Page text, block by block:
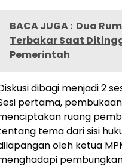
BACA JUGA : Dua
Terbakar Saat
Pemerintah
dibagi menjadi 2
pertama,
ruang
tema dari sisi
oleh ketua